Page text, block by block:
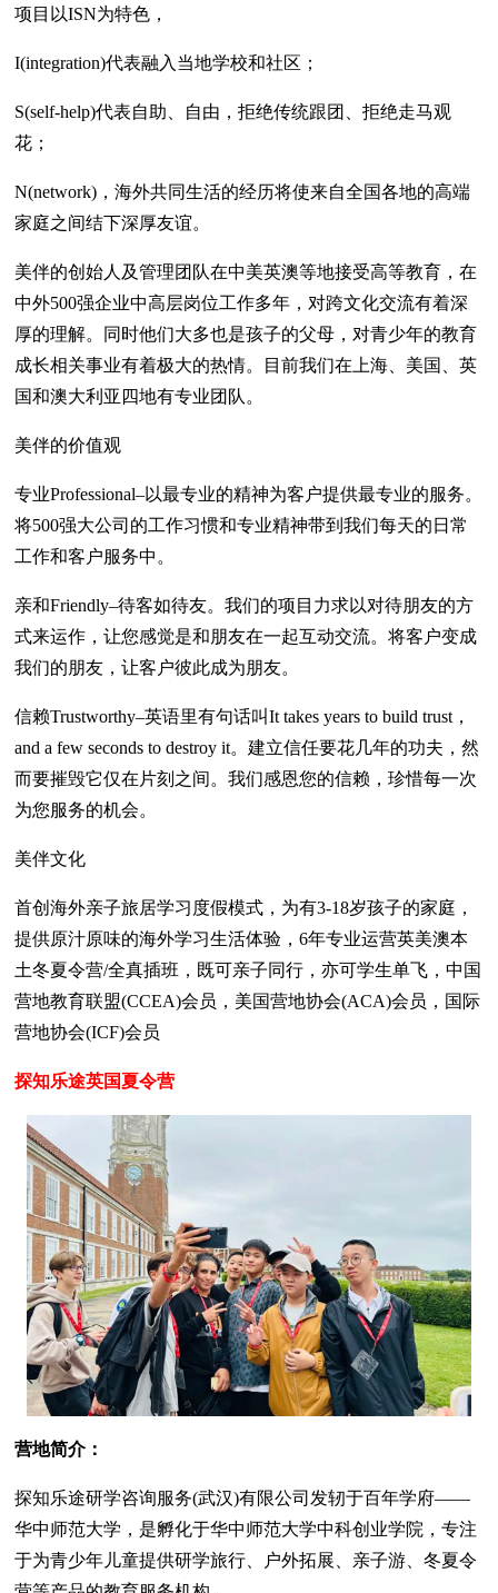
项目以ISN为特色，
I(integration)代表融入当地学校和社区；
S(self-help)代表自助、自由，拒绝传统跟团、拒绝走马观
花；
N(network)，海外共同生活的经历将使来自全国各地的高端
家庭之间结下深厚友谊。
美伴的创始人及管理团队在中美英澳等地接受高等教育，在
中外500强企业中高层岗位工作多年，对跨文化交流有着深
厚的理解。同时他们大多也是孩子的父母，对青少年的教育
成长相关事业有着极大的热情。目前我们在上海、美国、英
国和澳大利亚四地有专业团队。
美伴的价值观
专业Professional–以最专业的精神为客户提供最专业的服务。
将500强大公司的工作习惯和专业精神带到我们每天的日常
工作和客户服务中。
亲和Friendly–待客如待友。我们的项目力求以对待朋友的方
式来运作，让您感觉是和朋友在一起互动交流。将客户变成
我们的朋友，让客户彼此成为朋友。
信赖Trustworthy–英语里有句话叫It takes years to build trust，
and a few seconds to destroy it。建立信任要花几年的功夫，然
而要摧毁它仅在片刻之间。我们感恩您的信赖，珍惜每一次
为您服务的机会。
美伴文化
首创海外亲子旅居学习度假模式，为有3-18岁孩子的家庭，
提供原汁原味的海外学习生活体验，6年专业运营英美澳本
土冬夏令营/全真插班，既可亲子同行，亦可学生单飞，中国
营地教育联盟(CCEA)会员，美国营地协会(ACA)会员，国际
营地协会(ICF)会员
探知乐途英国夏令营
营地简介：
探知乐途研学咨询服务(武汉)有限公司发轫于百年学府——
华中师范大学，是孵化于华中师范大学中科创业学院，专注
于为青少年儿童提供研学旅行、户外拓展、亲子游、冬夏令